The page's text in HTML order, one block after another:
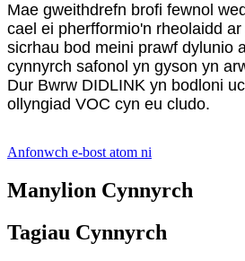
Mae gweithdrefn brofi fewnol
cael ei pherfformio'n rheolaidd
sicrhau bod meini prawf dylunio
cynnyrch safonol yn gyson yn
Dur Bwrw DIDLINK yn bodloni
ollyngiad VOC cyn eu cludo.
Anfonwch e-bost atom ni
Manylion Cynnyrch
Tagiau Cynnyrch